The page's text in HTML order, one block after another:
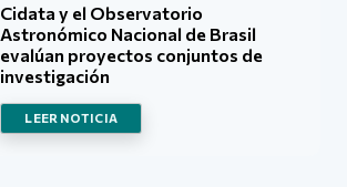
Cidata y el Observatorio
Astronómico Nacional de Brasil
evalúan proyectos conjuntos de
investigación
LEER NOTICIA